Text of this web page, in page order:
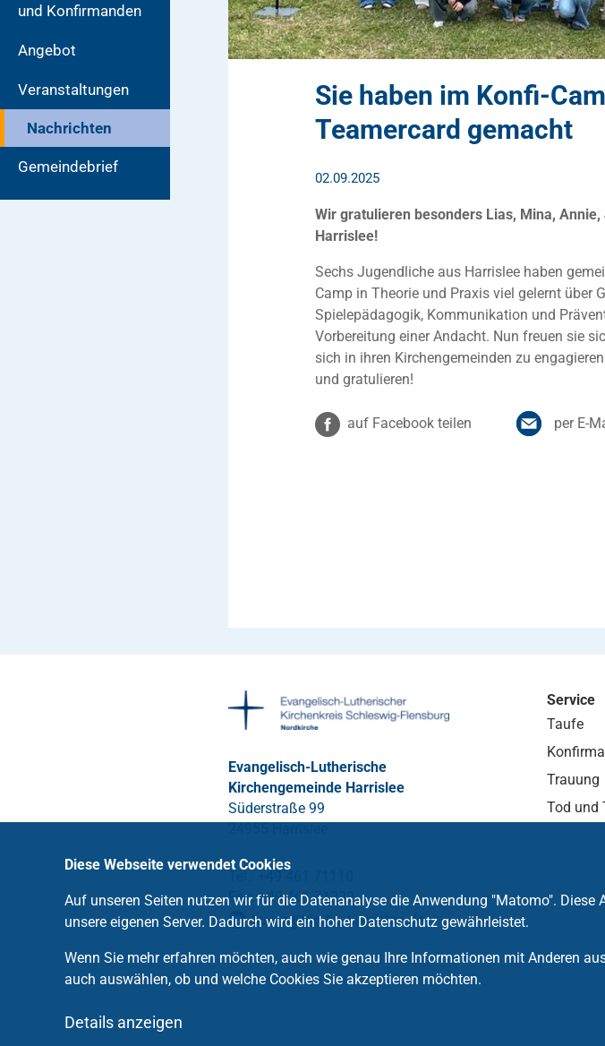
und Konfirmanden
Angebot
Veranstaltungen
Nachrichten
Gemeindebrief
Sie haben im Konfi-
Teamercard gemacht
02.09.2025
Wir gratulieren besonders Lias, Mina,
Harrislee!
Sechs Jugendliche aus Harrislee haben
Camp in Theorie und Praxis viel gelernt über
Spielepädagogik, Kommunikation und
Vorbereitung einer Andacht. Nun freuen sie
sich in ihren Kirchengemeinden zu
und gratulieren!
auf Facebook teilen per E-
Evangelisch-Lutherische
Kirchengemeinde Harrislee
Süderstraße 99
Fax: +49 461 71222
buero@kirche-harrislee.de
Service
Taufe
Trauung
Tod und
Diese Webseite verwendet Cookies
Auf unseren Seiten nutzen wir für die Datenanalyse die Anwendung "Matomo".
unsere eigenen Server. Dadurch wird ein hoher Datenschutz gewährleistet.
Wenn Sie mehr erfahren möchten, auch wie genau Ihre Informationen mit Anderen
auch auswählen, ob und welche Cookies Sie akzeptieren möchten.
Details anzeigen